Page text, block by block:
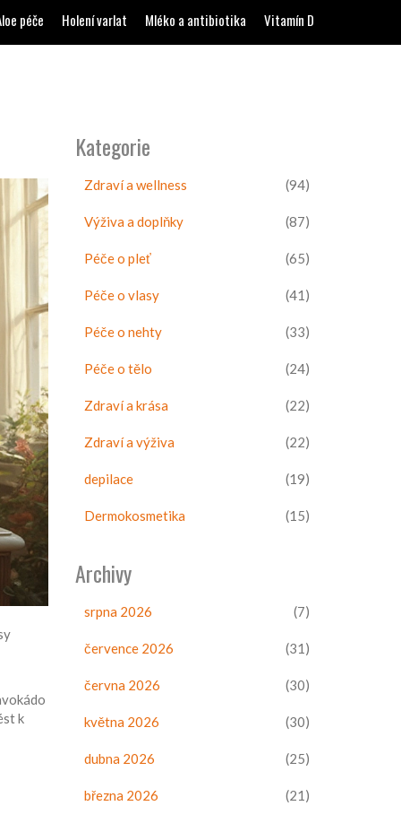
péče Holení varlat Mléko a antibiotika Vitamín D
k
Kategorie
Zdraví a wellness (94)
Výživa a doplňky (87)
Péče o pleť (65)
Péče o vlasy (41)
Péče o nehty (33)
Péče o tělo (24)
Zdraví a krása (22)
Zdraví a výživa (22)
depilace (19)
Dermokosmetika (15)
Archivy
srpna 2026 (7)
července 2026 (31)
června 2026 (30)
května 2026 (30)
dubna 2026 (25)
března 2026 (21)